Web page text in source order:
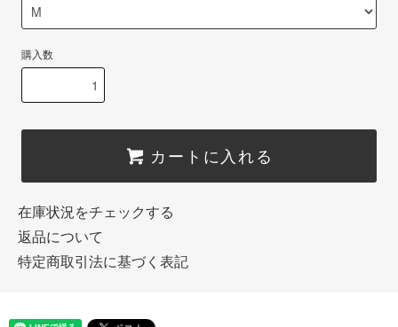
購入数
カートに入れる
在庫状況をチェックする
返品について
特定商取引法に基づく表記